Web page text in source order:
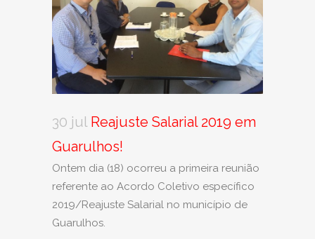
30 jul Reajuste Salarial 2019 em
Guarulhos!
Ontem dia (18) ocorreu a primeira reunião
referente ao Acordo Coletivo específico
2019/Reajuste Salarial no município de
Guarulhos.